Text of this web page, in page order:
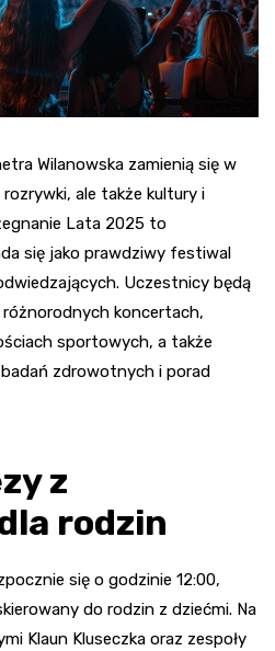
Wilanowska zamienią się w
ale także kultury i
Lata 2025 to
się jako prawdziwy festiwal
Uczestnicy będą
różnorodnych koncertach,
sportowych, a także
zdrowotnych i porad
z
rodzin
się o godzinie 12:00,
do rodzin z dziećmi. Na
Klaun Kluseczka oraz zespoły